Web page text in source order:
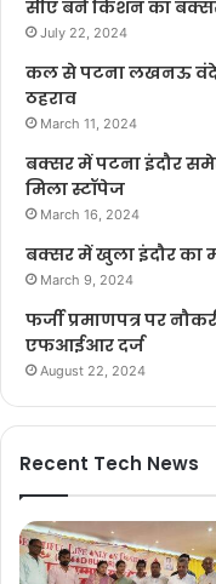
सीए बने किशन का
July 22, 2024
कल से पटना लखनऊ वंदे
ठहराव
March 11, 2024
बक्सर में पटना इंदौर
मिला स्टॉपेज
March 16, 2024
बक्सर में खुला इंदौर का
March 9, 2024
फर्जी प्रमाणपत्र पर
एफआईआर दर्ज
August 22, 2024
Recent Tech News